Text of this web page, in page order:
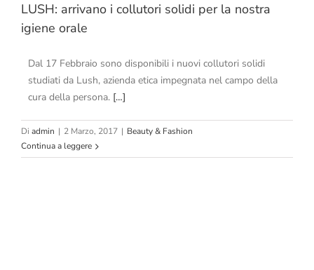
LUSH: arrivano i collutori solidi per la nostra
igiene orale
Dal 17 Febbraio sono disponibili i nuovi collutori solidi
studiati da Lush, azienda etica impegnata nel campo della
cura della persona. […]
Di admin | 2 Marzo, 2017 | Beauty & Fashion
Continua a leggere